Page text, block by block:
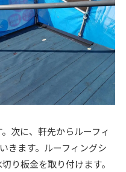
次に、軒先からルーフィ
きます。ルーフィングシ
り板金を取り付けます。